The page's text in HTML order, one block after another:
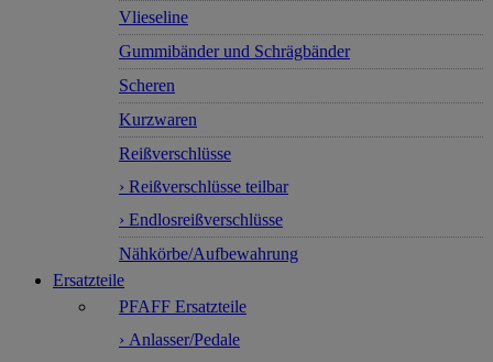
Vlieseline
Gummibänder und Schrägbänder
Scheren
Kurzwaren
Reißverschlüsse
› Reißverschlüsse teilbar
› Endlosreißverschlüsse
Nähkörbe/Aufbewahrung
Ersatzteile
PFAFF Ersatzteile
› Anlasser/Pedale